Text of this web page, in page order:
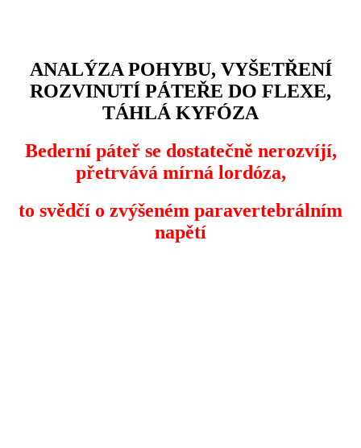
ANALÝZA POHYBU, VYŠETŘENÍ
ROZVINUTÍ PÁTEŘE DO FLEXE,
TÁHLÁ KYFÓZA
Bederní páteř se dostatečně nerozvíjí,
přetrvává mírná lordóza,
to svědčí o zvýšeném paravertebrálním
napětí